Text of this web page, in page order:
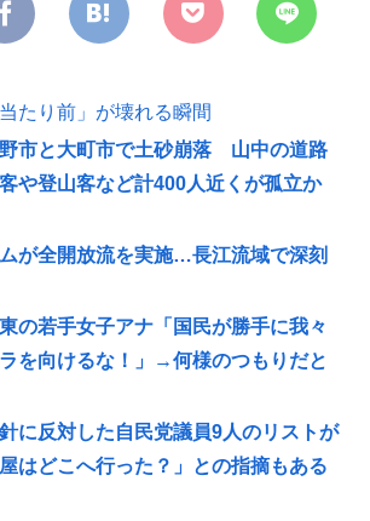
たり前」が壊れる瞬間
野市と大町市で土砂崩落 山中の道路
や登山客など計400人近くが孤立か
が全開放流を実施…長江流域で深刻
東の若手女子アナ「国民が勝手に我々
を向けるな！」→何様のつもりだと
に反対した自民党議員9人のリストが
はどこへ行った？」との指摘もある